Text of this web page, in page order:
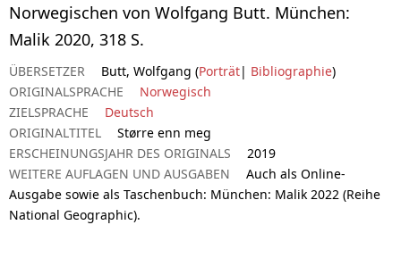
Norwegischen von Wolfgang Butt. München:
Malik 2020, 318 S.
ÜBERSETZER Butt, Wolfgang (Porträt| Bibliographie)
ORIGINALSPRACHE
Norwegisch
ZIELSPRACHE
Deutsch
ORIGINALTITEL
Større enn meg
ERSCHEINUNGSJAHR DES ORIGINALS
2019
WEITERE AUFLAGEN UND AUSGABEN
Auch als Online-
Ausgabe sowie als Taschenbuch: München: Malik 2022 (Reihe
National Geographic).